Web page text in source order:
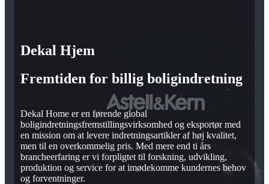
Dekal Hjem
Fremtiden for billig boligindretning
Dekal Home er en førende global
boligindretningsfremstillingsvirksomhed og eksportør med
en mission om at levere indretningsartikler af høj kvalitet,
men til en overkommelig pris. Med mere end ti års
brancheerfaring er vi forpligtet til forskning, udvikling,
produktion og service for at imødekomme kundernes behov
og forventninger.